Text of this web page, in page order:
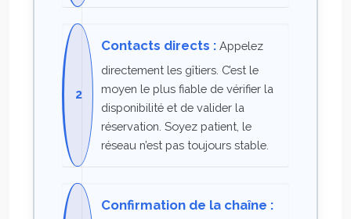
Contacts directs : Appelez
directement les gîtiers. C’est le
moyen le plus fiable de vérifier la
disponibilité et de valider la
réservation. Soyez patient, le
réseau n’est pas toujours stable.
Confirmation de la chaîne :